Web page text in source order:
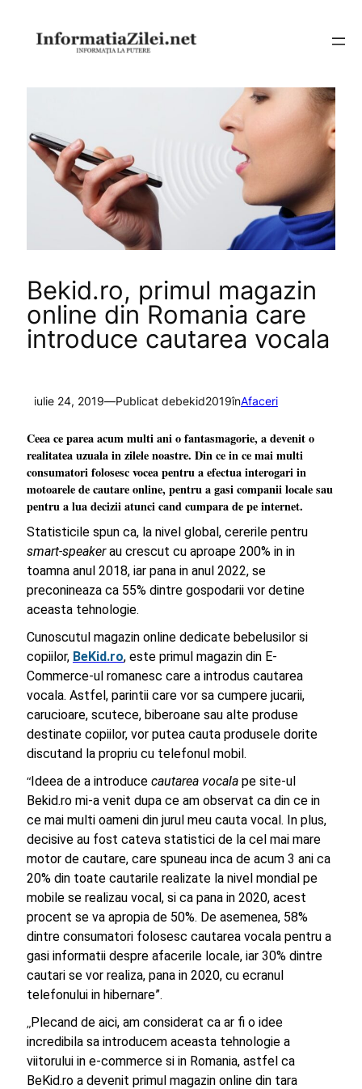
conținut
Bekid.ro, primul magazin
online din Romania care
introduce cautarea vocala
iulie 24, 2019—Publicat debekid2019înAfaceri
Ceea ce parea acum multi ani o fantasmagorie, a devenit o
realitatea uzuala in zilele noastre. Din ce in ce mai multi
consumatori folosesc vocea pentru a efectua interogari in
motoarele de cautare online, pentru a gasi companii locale sau
pentru a lua decizii atunci cand cumpara de pe internet.
Statisticile spun ca, la nivel global, cererile pentru
smart-speakerau crescut cu aproape 200% in in
toamna anul 2018, iar pana in anul 2022, se
preconineaza ca 55% dintre gospodarii vor detine
aceasta tehnologie.
Cunoscutul magazin online dedicate bebelusilor si
copiilor, BeKid.ro, este primul magazin din E-
Commerce-ul romanesc care a introdus cautarea
vocala. Astfel, parintii care vor sa cumpere jucarii,
carucioare, scutece, biberoane sau alte produse
destinate copiilor, vor putea cauta produsele dorite
discutand la propriu cu telefonul mobil.
“Ideea de a introduce cautarea vocala pe site-ul
Bekid.ro mi-a venit dupa ce am observat ca din ce in
ce mai multi oameni din jurul meu cauta vocal. In plus,
decisive au fost cateva statistici de la cel mai mare
motor de cautare, care spuneau inca de acum 3 ani ca
20% din toate cautarile realizate la nivel mondial pe
mobile se realizau vocal, si ca pana in 2020, acest
procent se va apropia de 50%. De asemenea, 58%
dintre consumatori folosesc cautarea vocala pentru a
gasi informatii despre afacerile locale, iar 30% dintre
cautari se vor realiza, pana in 2020, cu ecranul
telefonului in hibernare”.
„Plecand de aici, am considerat ca ar fi o idee
incredibila sa introducem aceasta tehnologie a
viitorului in e-commerce si in Romania, astfel ca
BeKid.ro a devenit primul magazin online din tara